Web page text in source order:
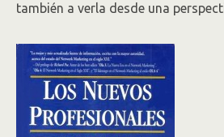
también a verla desde una